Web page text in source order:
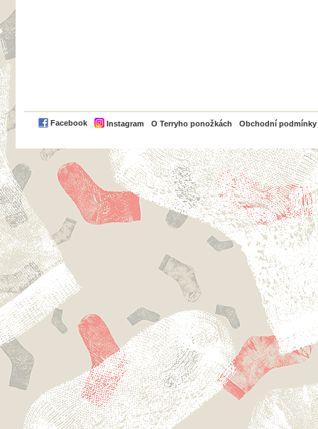
Facebook Instagram O Terryho ponožkách Obchodní podmínky
PayPal